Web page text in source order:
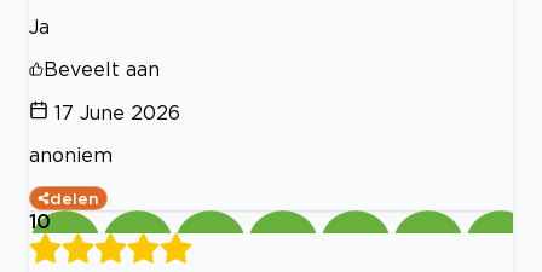
Ja
Beveelt aan
17 June 2026
anoniem
delen
10